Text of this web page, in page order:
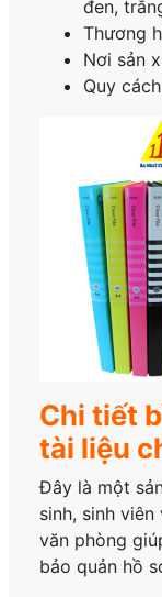
đen,
Thương
Nơi sản
Quy
Chi tiết
tài liệu
Đây là một
sinh, sinh
văn phòng
bảo quản hồ